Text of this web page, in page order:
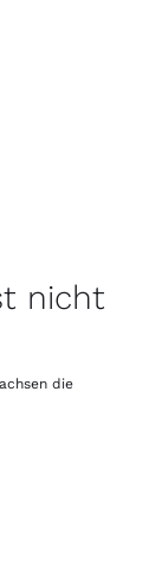
nicht
die